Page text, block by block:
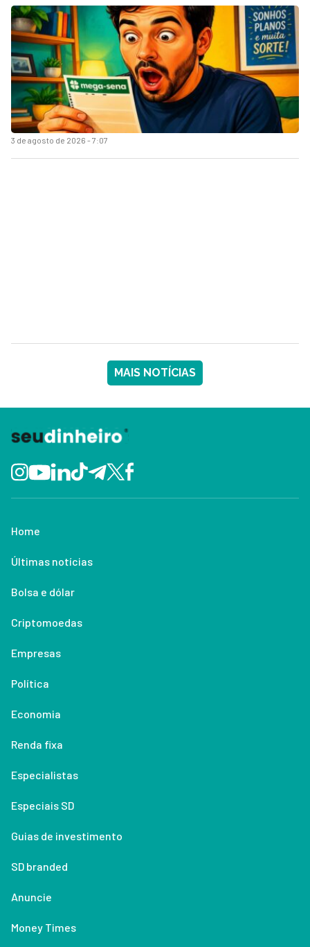
3 de agosto de 2026 - 7:07
MAIS NOTÍCIAS
Home
Últimas notícias
Bolsa e dólar
Criptomoedas
Empresas
Política
Economia
Renda fixa
Especialistas
Especiais SD
Guias de investimento
SD branded
Anuncie
Money Times